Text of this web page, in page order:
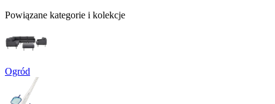
Powiązane kategorie i kolekcje
Ogród